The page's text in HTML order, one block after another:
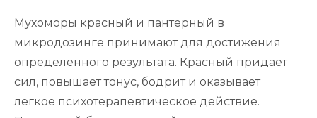
Мухоморы красный и пантерный в
микродозинге принимают для достижения
определенного результата. Красный придает
сил, повышает тонус, бодрит и оказывает
легкое психотерапевтическое действие.